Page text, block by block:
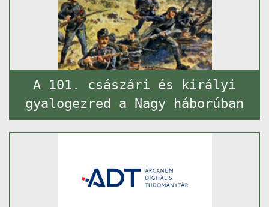
A 101. császári és királyi
gyalogezred a Nagy háborúban